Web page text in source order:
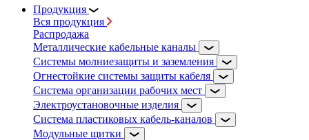
Продукция
Вся продукция
Распродажа
Металлические кабельные каналы
Системы молниезащиты и заземления
Огнестойкие системы защиты кабеля
Система организации рабочих мест
Электроустановочные изделия
Система пластиковых кабель-каналов
Модульные щитки